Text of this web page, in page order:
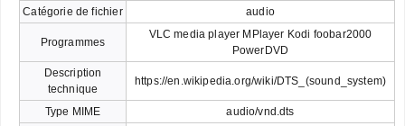
Catégorie de fichier
audio
Programmes
VLC media player MPlayer Kodi foobar2000
PowerDVD
Description
technique
https://en.wikipedia.org/wiki/DTS_(sound_system)
Type MIME
audio/vnd.dts